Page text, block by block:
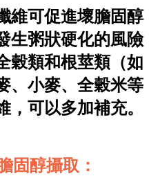
維可促進壞膽固醇
生粥狀硬化的風險
穀類和根莖類（如
、小麥、全穀米等
可以多加補充。
固醇攝取：